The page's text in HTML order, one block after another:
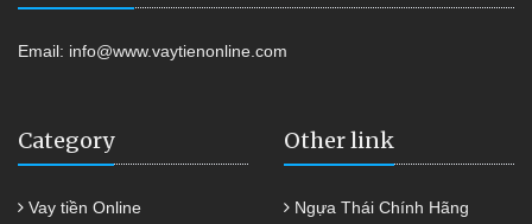
Email: info@www.vaytienonline.com
Category
Vay tiền Online
Other link
Ngựa Thái Chính Hãng